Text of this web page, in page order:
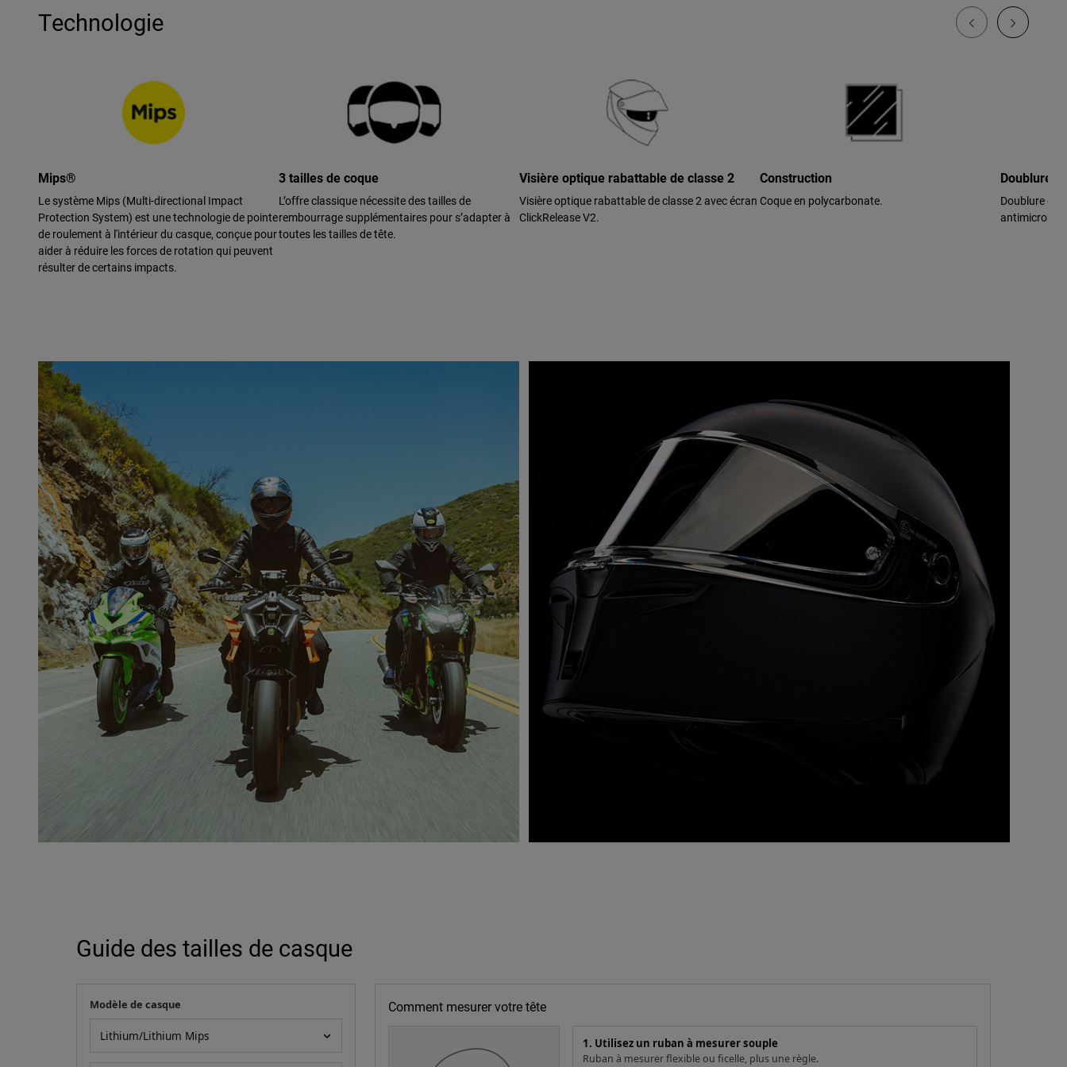
Technologie
Mips®
Le système Mips (Multi-directional Impact
Protection System) est une technologie de pointe
de roulement à l'intérieur du casque, conçue pour
aider à réduire les forces de rotation qui peuvent
résulter de certains impacts.
3 tailles de coque
L’offre classique nécessite des tailles de
rembourrage supplémentaires pour s’adapter à
toutes les tailles de tête.
Visière optique rabattable de classe 2
Visière optique rabattable de classe 2 avec écran
ClickRelease V2.
Construction
Coque en polycarbonate.
Doublure
Doublure de
Guide des tailles de casque
Comment mesurer votre tête
1. Utilisez un ruban à mesurer souple
Ruban à mesurer flexible ou ficelle, plus une règle.
Votre mesure
Modèle de casque